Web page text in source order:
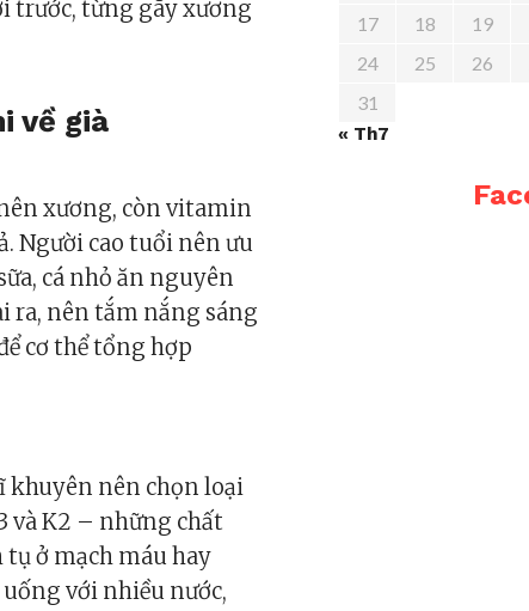
trước, từng gãy xương
về già
xương, còn vitamin
Người cao tuổi nên ưu
cá nhỏ ăn nguyên
ra, nên tắm nắng sáng
cơ thể tổng hợp
khuyên nên chọn loại
và K2 – những chất
ở mạch máu hay
với nhiều nước,
17
18 19
24
25 26
31
« Th7